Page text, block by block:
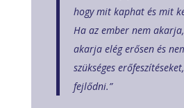
hogy mit kaphat és mit
Ha az ember nem
akarja elég erősen és
szükséges
fejlődni.”